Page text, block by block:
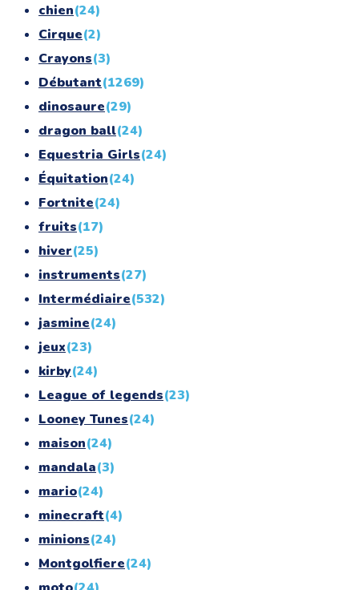
chien(24)
Cirque(2)
Crayons(3)
Débutant(1269)
dinosaure(29)
dragon ball(24)
Equestria Girls(24)
Équitation(24)
Fortnite(24)
fruits(17)
hiver(25)
instruments(27)
Intermédiaire(532)
jasmine(24)
jeux(23)
kirby(24)
League of legends(23)
Looney Tunes(24)
maison(24)
mandala(3)
mario(24)
minecraft(4)
minions(24)
Montgolfiere(24)